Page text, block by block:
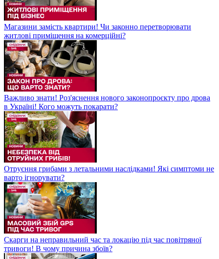
Магазини замість квартири! Чи законно перетворювати
житлові приміщення на комерційні?
Важливо знати! Роз'яснення нового законопроєкту про дрова
в Україні! Кого можуть покарати?
Отруєння грибами з летальними наслідками! Які симптоми не
варто ігнорувати?
Скарги на неправильний час та локацію під час повітряної
тривоги! В чому причина збоїв?